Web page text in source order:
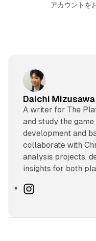
アカウントを
Daichi Mizusawa
A writer for The
and study the
development and
collaborate with
analysis projects,
insights for both
I